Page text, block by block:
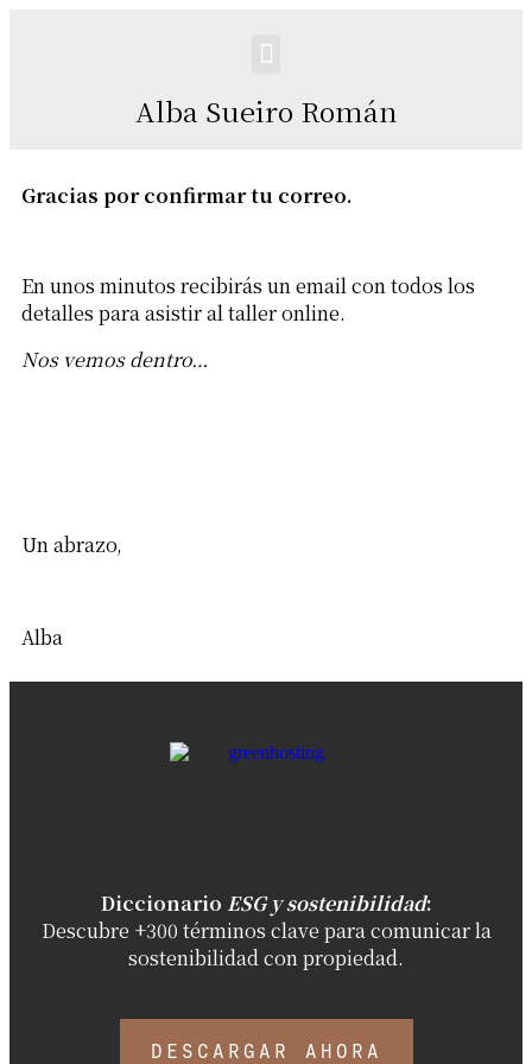
Alba Sueiro Román
Gracias por confirmar tu correo.
En unos minutos recibirás un email con todos los
detalles para asistir al taller online.
Nos vemos dentro…
Un abrazo,
Alba
Diccionario ESG y sostenibilidad:
Descubre +300 términos clave paracomunicar la
sostenibilidad con propiedad.
DESCARGAR AHORA